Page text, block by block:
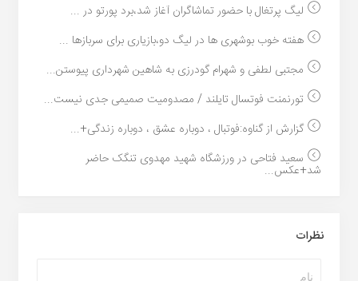
لیگ پرتغال با حضور تماشاگران آغاز شد،برد پورتو در ...
هفته خوب بوشهری ها در لیگ دو،بازیاری برای سربازها ...
مجتبی لطفی و شهرام گودرزی به شاهین شهرداری پیوستن...
تورنمنت فوتسال تایلند / مصدومیت صمیمی جدی نیست...
گزارش از گناوه:فوتبال ، دوباره عشق ، دوباره زندگی+...
سعید فتاحی در ورزشگاه شهید مهدوی تنگک حاضر
شد+عکس...
نظرات